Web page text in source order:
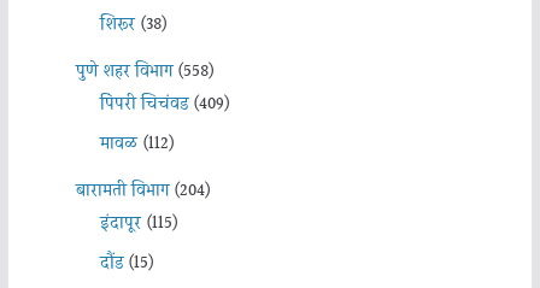
शिरूर(38)
पुणे शहर विभाग(558)
पिंपरी चिचंवड(409)
मावळ(112)
बारामती विभाग(204)
इंदापूर(115)
दौंड(15)